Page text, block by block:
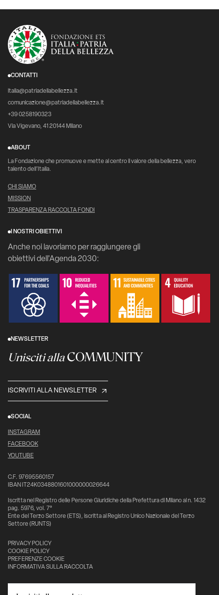
CONTATTI
italia@patriadellabellezza.it
comunicazione@patriadellabellezza.it
+39 0258190323
Via Vigevano, 41 20144 Milano
ABOUT
La Fondazione che promuove e mette al centro il valore della bellezza, vero
talento dell’Italia.
CHI SIAMO
MISSION
TRASPARENZA RACCOLTA FONDI
I NOSTRI OBIETTIVI
Anche noi lavoriamo per raggiungere gli
obiettivi dell'Agenda 2030:
NEWSLETTER
Unisciti allaCOMMUNITY
ISCRIVITI ALLA NEWSLETTER
SOCIAL
INSTAGRAM
FACEBOOK
YOUTUBE
C.F. 97695560157
IBAN IT24K0348801601000000026644
Iscritta nel Registro delle Persone Giuridiche della Prefettura di Milano al n. 1432
pag. 5976, vol. 7°
Ente del Terzo Settore (ETS), iscritta al Registro Unico Nazionale del Terzo
Settore (RUNTS)
PRIVACY POLICY
COOKIE POLICY
PREFERENZE COOKIE
INFORMATIVA SULLA RACCOLTA